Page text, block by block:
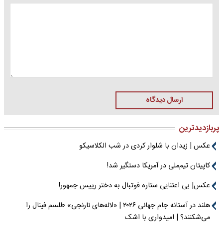
ارسال دیدگاه
پربازدیدترین
عکس | زیدان با شلوار کردی در شب الکلاسیکو
کاپیتان تیم‌ملی در آمریکا دستگیر شد!
عکس| بی اعتنایی ستاره فوتبال به دختر رییس جمهور!
هلند در آستانه جام جهانی ۲۰۲۶ | «لاله‌های نارنجی» طلسم فینال را
می‌شکنند؟ | امیدواری با اشک